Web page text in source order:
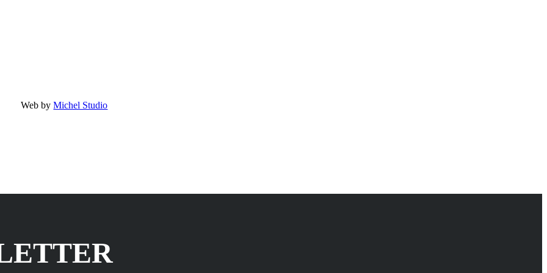
Web byMichel Studio